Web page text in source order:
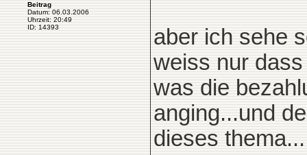
Beitrag
Datum: 06.03.2006
Uhrzeit: 20:49
ID: 14393
aber ich sehe
weiss nur
was die
anging...und
dieses